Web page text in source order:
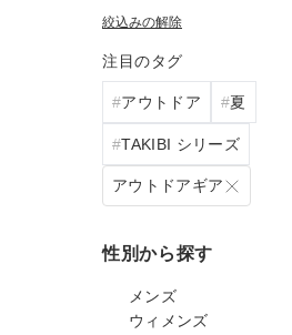
絞込みの解除
注目のタグ
アウトドア 夏
TAKIBI シリーズ
アウトドアギア
性別から探す
メンズ
ウィメンズ